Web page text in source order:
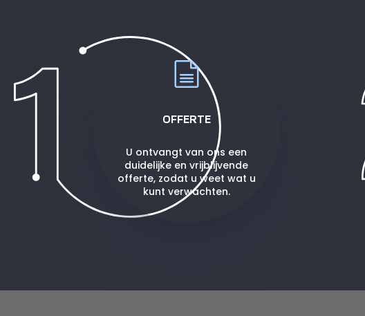
OFFERTE
U ontvangt van ons een
duidelijke en vrijblijvende
offerte, zodat u weet wat u
kunt verwachten.